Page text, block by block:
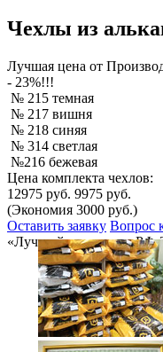
Чехлы из
Лучшая цена от
- 23%!!!
№ 215 темная
№ 217 вишня
№ 218 синяя
№ 314 светлая
№216 бежевая
Цена комплекта чехлов:
12975 руб. 9975 руб.
(Экономия 3000 руб.)
Оставить заявку Вопрос
«Лучший товар года РФ-